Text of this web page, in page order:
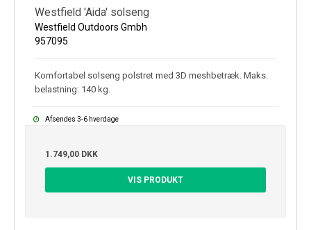
Westfield 'Aida' solseng
Westfield Outdoors Gmbh
957095
Komfortabel solseng polstret med 3D meshbetræk. Maks.
belastning: 140 kg.
Afsendes 3-6 hverdage
1.749,00 DKK
VIS PRODUKT